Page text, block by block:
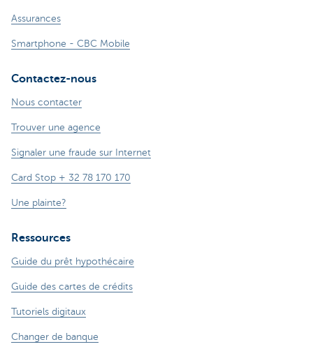
Assurances
Smartphone - CBC Mobile
Contactez-nous
Nous contacter
Trouver une agence
Signaler une fraude sur Internet
Card Stop + 32 78 170 170
Une plainte?
Ressources
Guide du prêt hypothécaire
Guide des cartes de crédits
Tutoriels digitaux
Changer de banque